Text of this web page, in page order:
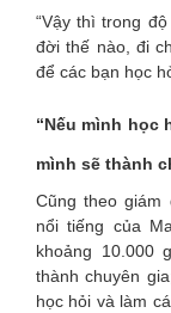
“Vậy thì trong
đời thế nào, đi
để các bạn học
“Nếu mình học
mình sẽ thành
Cũng theo giám
nổi tiếng của
khoảng 10.000
thành chuyên
học hỏi và làm